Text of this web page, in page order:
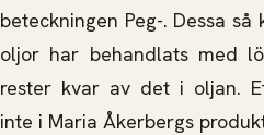
beteckningen Peg-. Dessa
oljor har behandlats med
rester kvar av det i oljan.
inte i Maria Åkerbergs